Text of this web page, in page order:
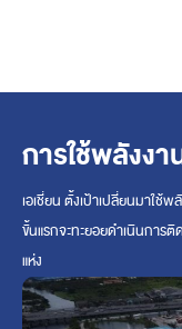
การใช้พลังง
เอเชี่ยน ตั้งเป้าเปลี่ยนมาใช้
ขั้นแรกจะทะยอยดำเนินการ
แห่ง